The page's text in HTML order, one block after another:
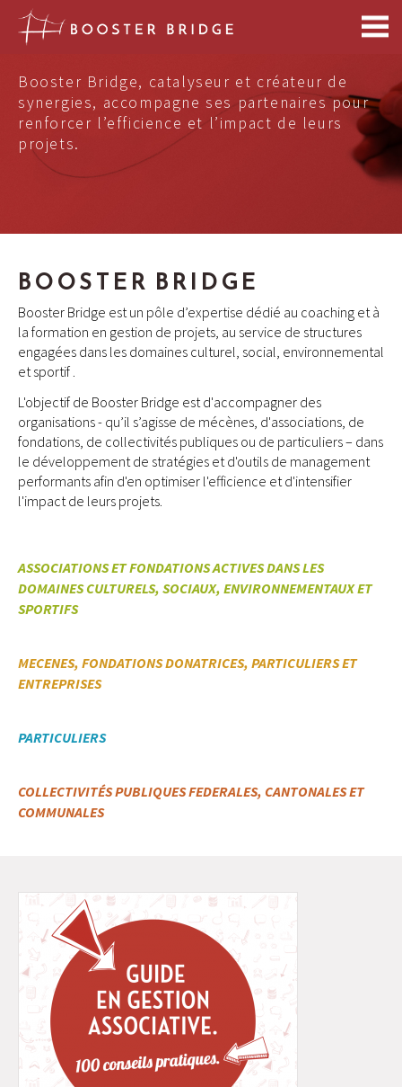
Booster Bridge, catalyseur et créateur de
synergies, accompagne ses partenaires pour
renforcer l’efficience et l’impact de leurs
projets.
BOOSTER BRIDGE
Booster Bridge est un pôle d’expertise dédié au coaching et à
la formation en gestion de projets, au service de structures
engagées dans les domaines culturel, social, environnemental
et sportif .
L'objectif de Booster Bridge est d'accompagner des
organisations - qu’il s’agisse de mécènes, d'associations, de
fondations, de collectivités publiques ou de particuliers – dans
le développement de stratégies et d'outils de management
performants afin d'en optimiser l'efficience et d'intensifier
l'impact de leurs projets.
ASSOCIATIONS ET FONDATIONS ACTIVES DANS LES
DOMAINES CULTURELS, SOCIAUX, ENVIRONNEMENTAUX ET
SPORTIFS
MECENES, FONDATIONS DONATRICES, PARTICULIERS ET
ENTREPRISES
PARTICULIERS
COLLECTIVITÉS PUBLIQUES FEDERALES, CANTONALES ET
COMMUNALES